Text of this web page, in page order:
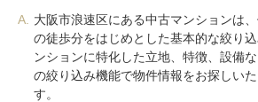
A.
大阪市浪速区にある中古マンションは
の徒歩分をはじめとした基本的な絞り
ンションに特化した立地、特徴、設備
の絞り込み機能で物件情報をお探しい
す。